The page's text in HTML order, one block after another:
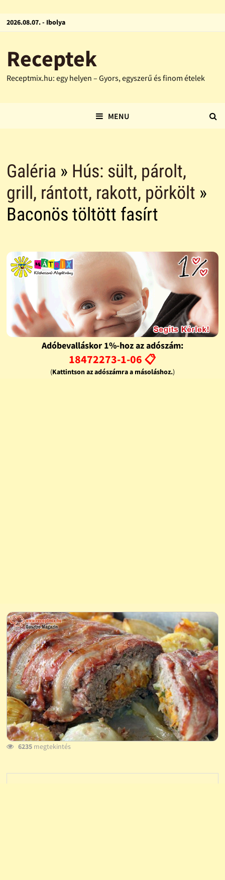
2026.08.07. - Ibolya
Receptek
Receptmix.hu: egy helyen – Gyors, egyszerű és finom ételek
MENU
Galéria » Hús: sült, párolt,
grill, rántott, rakott, pörkölt »
Baconös töltött fasírt
Adóbevalláskor 1%-hoz az adószám:
18472273-1-06 📋
(Kattintson az adószámra a másoláshoz.)
6235megtekintés